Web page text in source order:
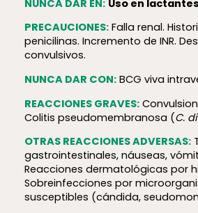
NUNCA DAR EN: Uso en
PRECAUCIONES:Falla renal.
penicilinas. Incremento de INR.
convulsivos.
NUNCA DAR CON:BCG viva
REACCIONES GRAVES:
Colitis pseudomembranosa (C.
OTRAS REACCIONES ADVERSAS:
gastrointestinales, náuseas,
Reacciones dermatológicas por
Sobreinfecciones por
susceptibles (cándida,